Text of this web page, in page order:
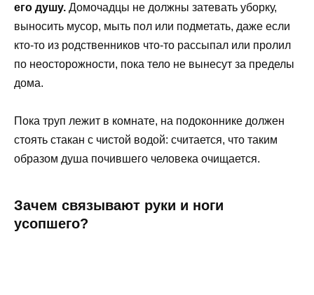
его душу. Домочадцы не должны затевать уборку,
выносить мусор, мыть пол или подметать, даже если
кто-то из родственников что-то рассыпал или пролил
по неосторожности, пока тело не вынесут за пределы
дома.
Пока труп лежит в комнате, на подоконнике должен
стоять стакан с чистой водой: считается, что таким
образом душа почившего человека очищается.
Зачем связывают руки и ноги
усопшего?